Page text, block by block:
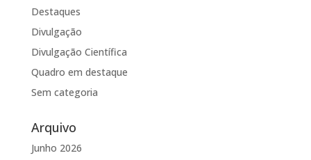
Destaques
Divulgação
Divulgação Científica
Quadro em destaque
Sem categoria
Arquivo
Junho 2026